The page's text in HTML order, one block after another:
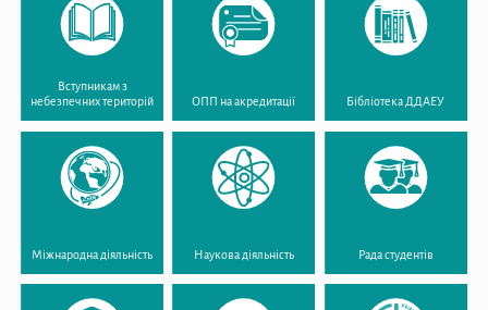
Вступникам з
небезпечних територій
ОПП на акредитації Бібліотека ДДАЕУ
Міжнародна діяльність Наукова діяльність Рада студентів